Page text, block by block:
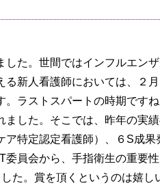
た。世間ではインフルエン
新人看護師においては、２
ラストスパートの時期です
した。そこでは、昨年の実
特定認定看護師）、６S成
員会から、手指衛生の重要
た。賞を頂くというのは嬉し